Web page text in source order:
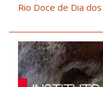
Rio Doce de Dia dos